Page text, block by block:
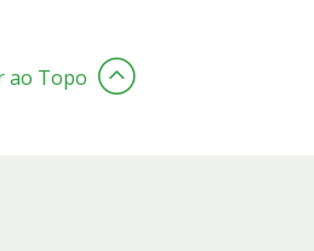
ao Topo